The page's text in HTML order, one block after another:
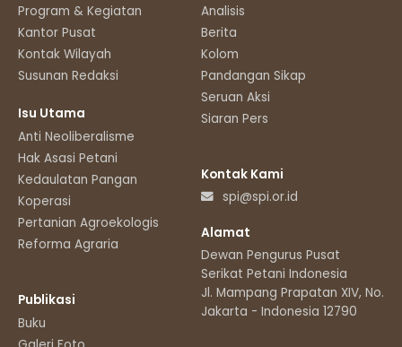
Program & Kegiatan
Kantor Pusat
Kontak Wilayah
Susunan Redaksi
Isu Utama
Anti Neoliberalisme
Hak Asasi Petani
Kedaulatan Pangan
Koperasi
Pertanian Agroekologis
Reforma Agraria
Publikasi
Buku
Analisis
Berita
Kolom
Pandangan Sikap
Seruan Aksi
Siaran Pers
Kontak Kami
spi@spi.or.id
Alamat
Dewan Pengurus Pusat
Serikat Petani Indonesia
Jl. Mampang Prapatan XIV, No.11
Jakarta - Indonesia 12790